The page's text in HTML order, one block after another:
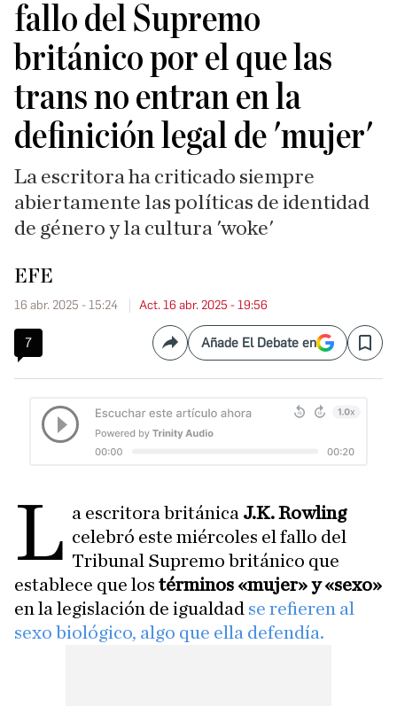
fallo del Supremo
británico por el que las
trans no entran en la
definición legal de 'mujer'
La escritora ha criticado siempre
abiertamente las políticas de identidad
de género y la cultura 'woke'
EFE
16 abr. 2025 - 15:24 Act. 16 abr. 2025 - 19:56
7 CompartirAñade El Debate en Save
L a escritora británica J.K. Rowling
celebró este miércoles el fallo del
Tribunal Supremo británico que
establece que los términos «mujer» y «sexo»
en la legislación de igualdad se refieren al
sexo biológico, algo que ella defendía.